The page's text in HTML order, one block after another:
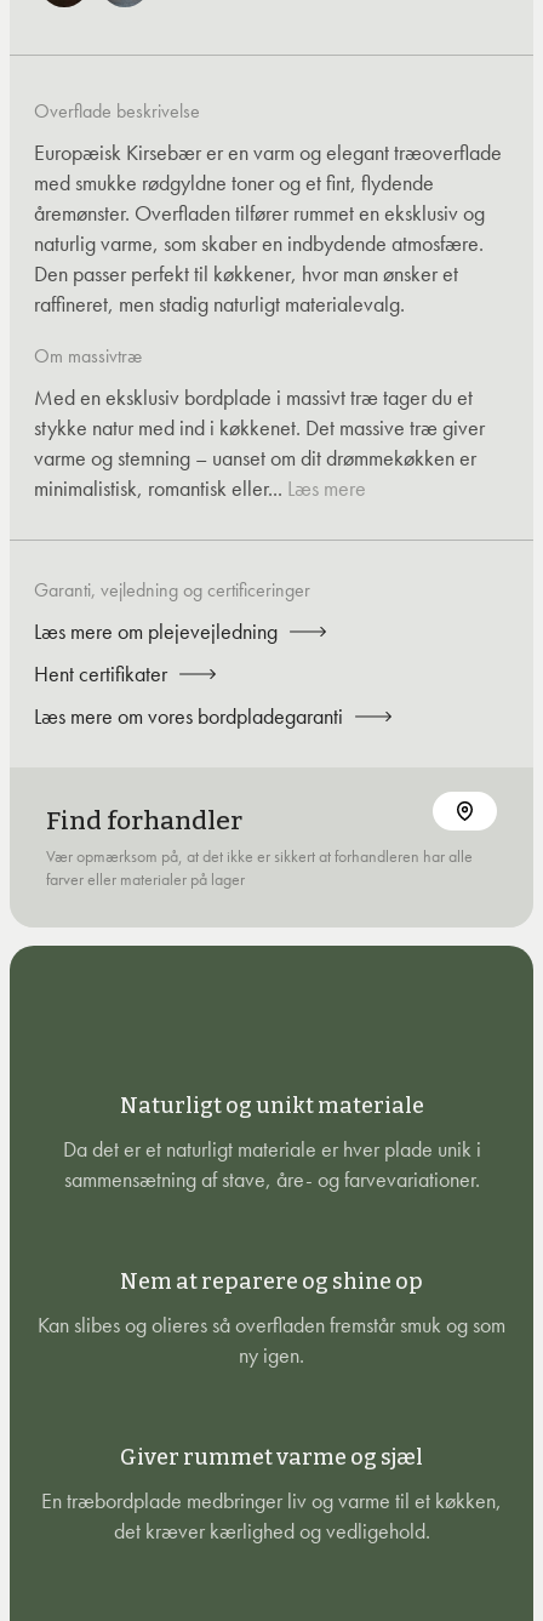
Overflade beskrivelse
Europæisk Kirsebær er en varm og elegant træoverflade
med smukke rødgyldne toner og et fint, flydende
åremønster. Overfladen tilfører rummet en eksklusiv og
naturlig varme, som skaber en indbydende atmosfære.
Den passer perfekt til køkkener, hvor man ønsker et
raffineret, men stadig naturligt materialevalg.
Om massivtræ
Med en eksklusiv bordplade i massivt træ tager du et
stykke natur med ind i køkkenet. Det massive træ giver
varme og stemning – uanset om dit drømmekøkken er
minimalistisk, romantisk eller... Læs mere
Garanti, vejledning og certificeringer
Læs mere om plejevejledning
Hent certifikater
Læs mere om vores bordpladegaranti
Find forhandler
Vær opmærksom på, at det ikke er sikkert at forhandleren har alle
farver eller materialer på lager
Naturligt og unikt materiale
Da det er et naturligt materiale er hver plade unik i
sammensætning af stave, åre- og farvevariationer.
Nem at reparere og shine op
Kan slibes og olieres så overfladen fremstår smuk og som
ny igen.
Giver rummet varme og sjæl
En træbordplade medbringer liv og varme til et køkken,
det kræver kærlighed og vedligehold.